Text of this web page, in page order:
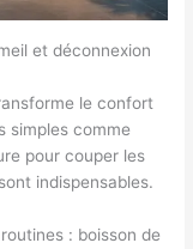
et déconnexion
le confort
simples comme
pour couper les
indispensables.
: boisson de